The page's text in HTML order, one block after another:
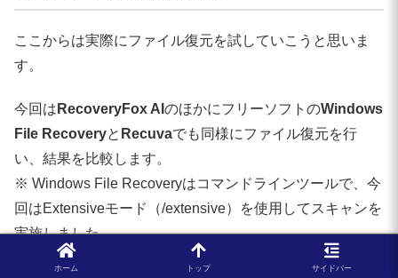
ここからは実際にファイル復元を試していこうと思いま
す。
今回は RecoveryFox AI のほかにフリーソフトのWindows
File Recoveryと Recuvaでも同様にファイル復元を行
い、結果を比較します。
※ Windows File Recoveryはコマンドラインツールで、今
回はExtensiveモード（/extensive）を使用してスキャンを
実施しました。
ホーム トップ サイドバー